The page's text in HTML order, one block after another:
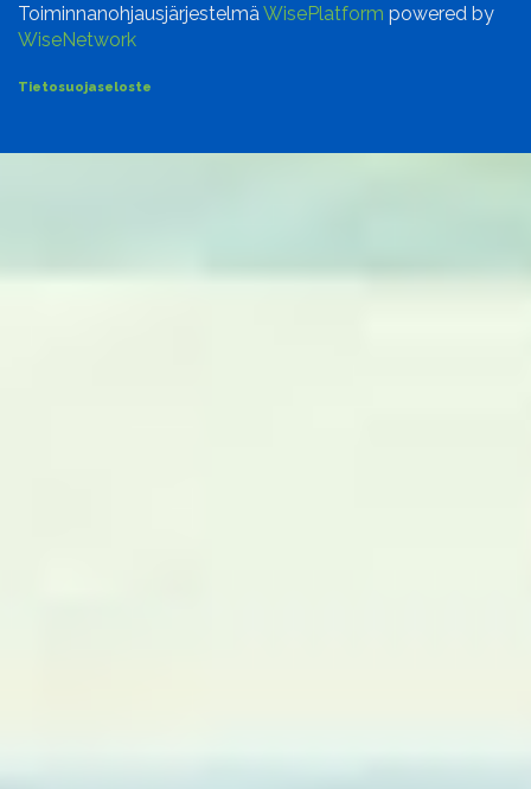
ToiminnanohjausjärjestelmäWisePlatform powered by
WiseNetwork
Tietosuojaseloste